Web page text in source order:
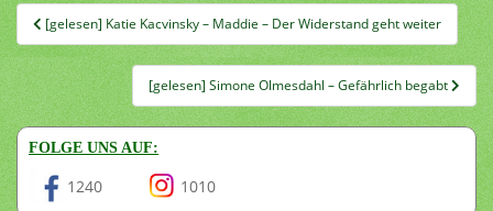
Beitragsnavigation
[gelesen] Katie Kacvinsky – Maddie – Der Widerstand geht weiter
[gelesen] Simone Olmesdahl – Gefährlich begabt
FOLGE UNS AUF:
1240 1010